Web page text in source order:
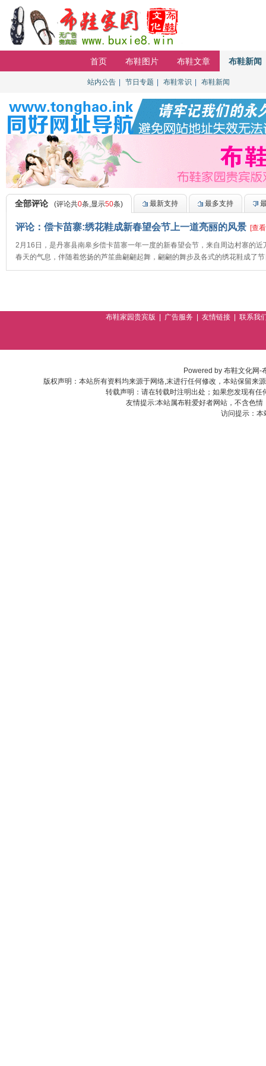
首页 布鞋图片 布鞋文章 布鞋新闻
【重要通知】贵宾会员无法登陆请进
站内公告 节日专题 布鞋常识 布鞋新闻
全部评论 (评论共0条,显示50条) 最新支持 最多支持
评论：偿卡苗寨:绣花鞋成新春望会节上一道亮丽的风景 [查
2月16日，是丹寨县南皋乡偿卡苗寨一年一度的新春望会节，来自周边村寨的
春天的气息，伴随着悠扬的芦笙曲翩翩起舞，翩翩的舞步及各式的绣花鞋成了
布鞋家园贵宾版 广告服务 友情链接 联系我
Powered by 布鞋文化网-
版权声明：本站所有资料均来源于网络,末进行任何修改，本站保留来
转载声明：请在转载时注明出处；如果您发现有
友情提示:本站属布鞋爱好者网站，不含色
访问提示：